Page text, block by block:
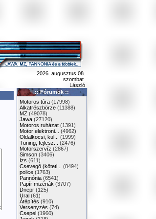
2026. augusztus 08.
szombat
László
:: Fórumok ::
Motoros túra (17998)
Alkatrészbörze (11388)
MZ (49078)
Jawa (27120)
Motoros ruházat (1391)
Motor elektroni...
(4962)
Oldalkocsi, kul...
(1999)
Tuning, fejlesz...
(2476)
Motorszervíz (2867)
Simson (3406)
Izs (611)
Csevegő (kötetl...
(8494)
police (1763)
Pannónia (6541)
Papír mizériák (3707)
Dnepr (125)
Ural (61)
Átépítés (910)
Versenyzés (74)
Csepel (1960)